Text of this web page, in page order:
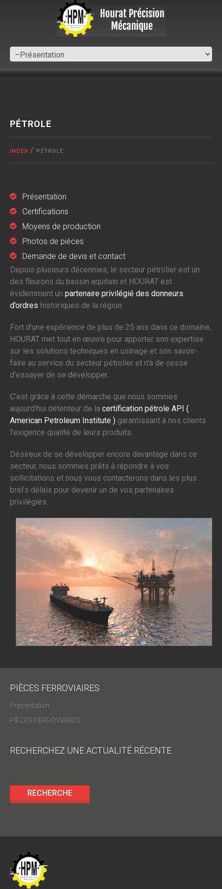
PÉTROLE
INDEX PÉTROLE
Présentation
Certifications
Moyens de production
Photos de pièces
Demande de devis et contact
Depuis plusieurs décennies, le secteur pétrolier est un
des fleurons du bassin aquitain et HOURAT est
évidemment un partenaire privilégié des donneurs
d’ordres historiques de la région.
Fort d’une expérience de plus de 25 ans dans ce domaine,
HOURAT met tout en œuvre pour apporter son expertise
sur les solutions techniques en usinage et son savoir-
faire au service du secteur pétrolier et n’a de cesse
d’essayer de se développer.
C’est grâce à cette démarche que nous sommes
aujourd’hui détenteur de la certification pétrole API (
American Petroleum Institute ) garantissant à nos clients
l’exigence qualité de leurs produits.
Désireux de se développer encore davantage dans ce
secteur, nous sommes prêts à répondre à vos
sollicitations et nous vous contacterons dans les plus
brefs délais pour devenir un de vos partenaires
privilégiés.
PIÈCES FERROVIAIRES
Présentation
PIÈCES FERROVIAIRES
RECHERCHEZ UNE ACTUALITÉ RÉCENTE